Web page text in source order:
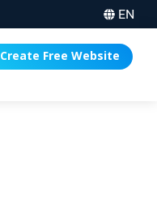
EN
Create Free Website